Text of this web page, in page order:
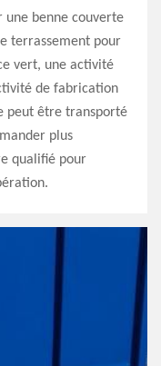
une benne couverte
terrassement pour
vert, une activité
de fabrication
peut être transporté
plus
qualifié pour